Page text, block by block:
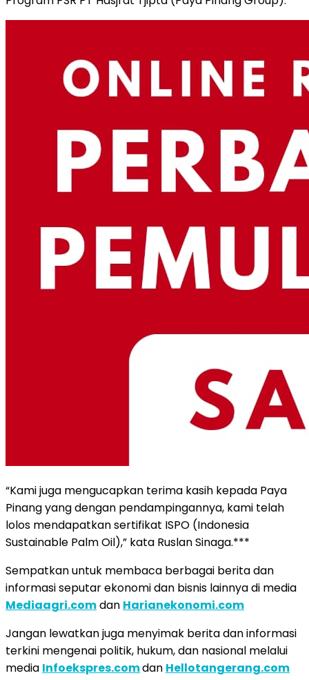
“Kami juga mengucapkan terima kasih kepada Paya
Pinang yang dengan pendampingannya, kami telah
lolos mendapatkan sertifikat ISPO (Indonesia
Sustainable Palm Oil),” kata Ruslan Sinaga.***
Sempatkan untuk membaca berbagai berita dan
informasi seputar ekonomi dan bisnis lainnya di media
Mediaagri.comdan Harianekonomi.com
Jangan lewatkan juga menyimak berita dan informasi
terkini mengenai politik, hukum, dan nasional melalui
media Infoekspres.comdan Hellotangerang.com